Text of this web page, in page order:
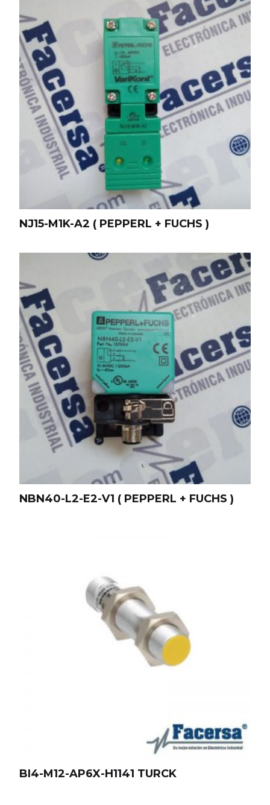
NJ15-M1K-A2 ( PEPPERL + FUCHS )
NBN40-L2-E2-V1 ( PEPPERL + FUCHS )
BI4-M12-AP6X-H1141 TURCK